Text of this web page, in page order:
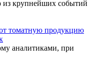
из крупнейших событий
томатную продукцию
аналитиками, при